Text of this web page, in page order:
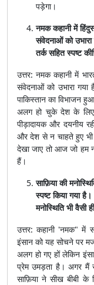
पड़ेगा।
नमक कहानी में
संवेदनाओं को
तर्क सहित स्पष्ट
उत्तर: नमक कहानी में
संवेदनाओं को उभारा गया
पाकिस्तान का विभाजन
अलग हो चुके देश के
पीड़ादायक और दयनीय
और देश से न चाहते हुए भी
देखा जाए तो आज जो हम
हैं।
साफ़िया की
स्पष्ट किया गया
मनोस्थिति भी वैसी
उत्तर: कहानी 'नमक" में
इंसान को यह सोचने पर
अलग हो गए हों लेकिन
प्रेम उमड़ता है। अगर मैं
साफ़िया ने सीख बीबी के